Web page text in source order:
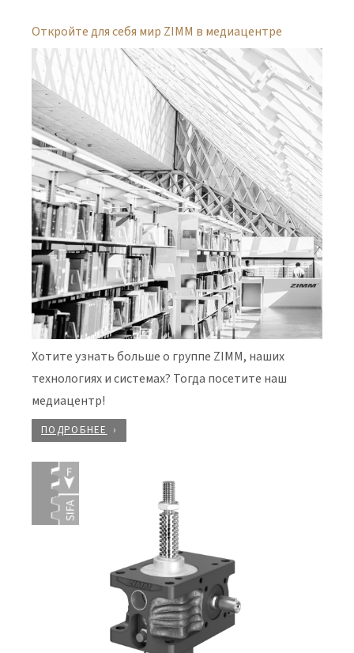
Откройте для себя мир ZIMM в медиацентре
Хотите узнать больше о группе ZIMM, наших
технологиях и системах? Тогда посетите наш
медиацентр!
ПОДРОБНЕЕ